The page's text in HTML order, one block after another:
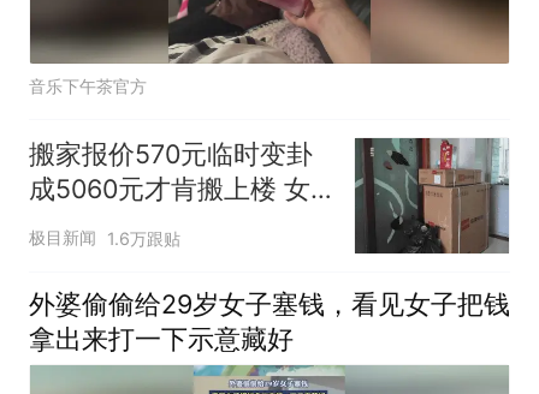
音乐下午茶官方
搬家报价570元临时变卦
成5060元才肯搬上楼 女
子傻眼
极目新闻 1.6万跟贴
外婆偷偷给29岁女子塞钱，看见女子把钱
拿出来打一下示意藏好